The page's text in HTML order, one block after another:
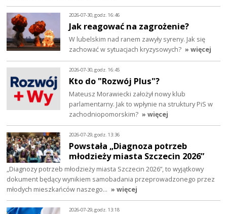
2026-07-30, godz. 16:46
Jak reagować na zagrożenie?
W lubelskim nad ranem zawyły syreny. Jak się
zachować w sytuacjach kryzysowych? » więcej
2026-07-30, godz. 16:45
Kto do "Rozwój Plus"?
Mateusz Morawiecki założył nowy klub
parlamentarny. Jak to wpłynie na struktury PiS w
zachodniopomorskim? » więcej
2026-07-29, godz. 13:36
Powstała „Diagnoza potrzeb
młodzieży miasta Szczecin 2026”
„Diagnozy potrzeb młodzieży miasta Szczecin 2026”, to wyjątkowy
dokument będący wynikiem samobadania przeprowadzonego przez
młodych mieszkańców naszego… » więcej
2026-07-29, godz. 13:18